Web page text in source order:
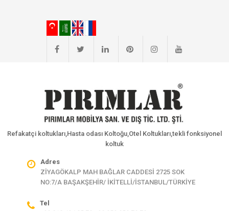
Refakatçi koltukları,Hasta odası Koltoğu,Otel Koltukları,tekli fonksiyonel
koltuk
Adres
ZİYAGÖKALP MAH BAĞLAR CADDESİ 2725 SOK
NO:7/A BAŞAKŞEHİR/ İKİTELLİ/İSTANBUL/TÜRKİYE
Tel